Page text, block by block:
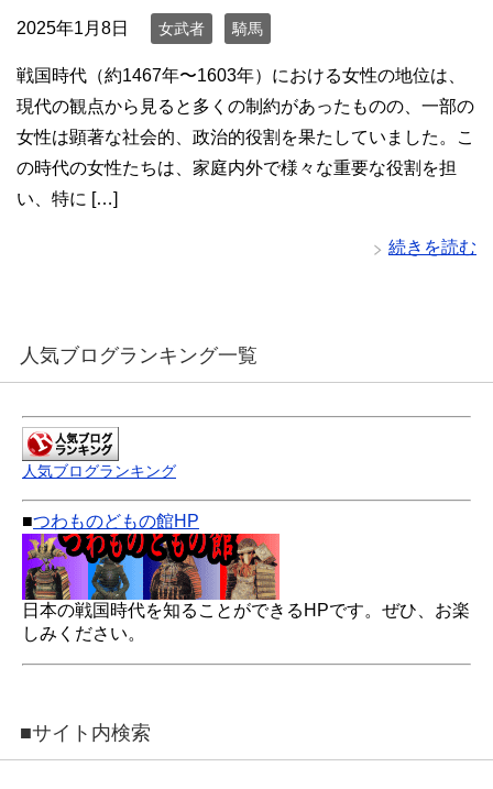
2025年1月8日 女武者 騎馬
戦国時代（約1467年〜1603年）における女性の地位は、
現代の観点から見ると多くの制約があったものの、一部の
女性は顕著な社会的、政治的役割を果たしていました。こ
の時代の女性たちは、家庭内外で様々な重要な役割を担
い、特に […]
続きを読む
人気ブログランキング一覧
人気ブログランキング
■つわものどもの館HP
日本の戦国時代を知ることができるHPです。ぜひ、お楽
しみください。
■サイト内検索